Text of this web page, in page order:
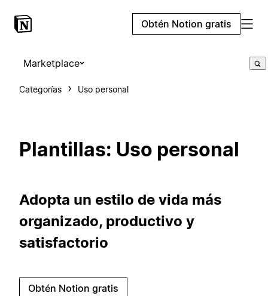
Obtén Notion gratis
Marketplace
Categorías Uso personal
Plantillas: Uso personal
Adopta un estilo de vida más
organizado, productivo y
satisfactorio
Obtén Notion gratis